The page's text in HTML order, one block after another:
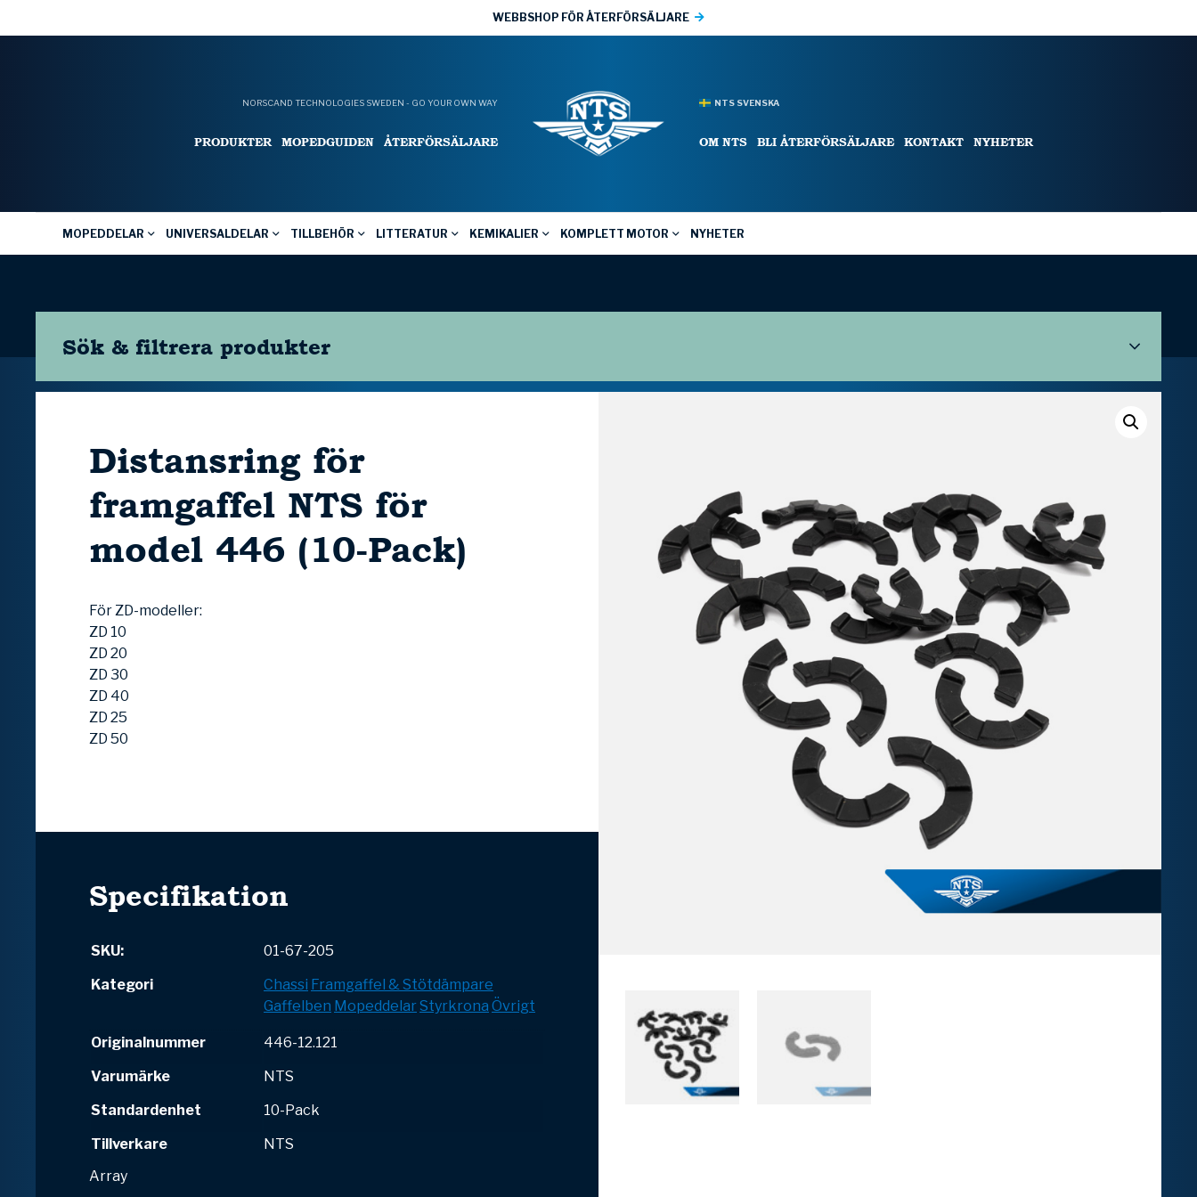
WEBBSHOP FÖR ÅTERFÖRSÄLJARE
NORSCAND TECHNOLOGIES SWEDEN - GO YOUR OWN WAY
PRODUKTER MOPEDGUIDEN ÅTERFÖRSÄLJARE
NTS SVENSKA
OM NTS BLI ÅTERFÖRSÄLJARE KONTAKT NYHETER
MOPEDDELAR UNIVERSALDELAR TILLBEHÖR LITTERATUR KEMIKALIER KOMPLETT MOTOR NYHETER
Sök & filtrera produkter
Distansring för
framgaffel NTS för
model 446 (10-Pack)
För ZD-modeller:
ZD 10
ZD 20
ZD 30
ZD 40
ZD 25
ZD 50
Specifikation
SKU:
01-67-205
Kategori
Chassi Framgaffel & Stötdämpare
Gaffelben MopeddelarStyrkrona Övrigt
Originalnummer
446-12.121
Varumärke
NTS
Standardenhet
10-Pack
Tillverkare
NTS
Array